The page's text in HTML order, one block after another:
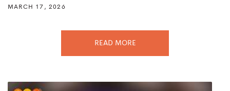
MARCH 17, 2026
READ MORE